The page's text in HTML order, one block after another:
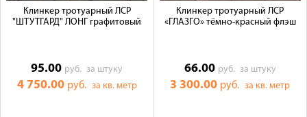
Клинкер тротуарный ЛСР
"ШТУТГАРД" ЛОНГ графитовый
95.00 руб.за штуку
4 750.00 руб. за кв. метр
Клинкер тротуарный ЛСР
«ГЛАЗГО» тёмно-красный флэш
66.00 руб. за штуку
3 300.00 руб.за кв. метр